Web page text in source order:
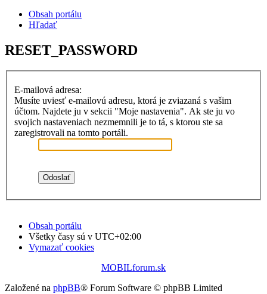
Obsah portálu
Hľadať
RESET_PASSWORD
E-mailová adresa:
Musíte uviesť e-mailovú adresu, ktorá je zviazaná s vašim
účtom. Najdete ju v sekcii "Moje nastavenia". Ak ste ju vo
svojich nastaveniach nezmemnili je to tá, s ktorou ste sa
zaregistrovali na tomto portáli.
Obsah portálu
Všetky časy sú v UTC+02:00
Vymazať cookies
MOBILforum.sk
Založené na phpBB® Forum Software © phpBB Limited